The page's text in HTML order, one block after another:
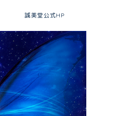
誠美堂公式HP